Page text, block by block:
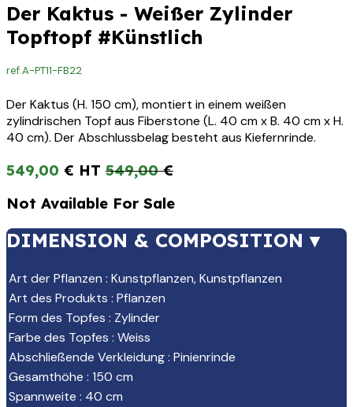
Der Kaktus - Weißer Zylinder
Topftopf #Künstlich
ref.A-PT11-FB22
Der Kaktus (H. 150 cm), montiert in einem weißen
zylindrischen Topf aus Fiberstone (L. 40 cm x B. 40 cm x H.
40 cm). Der Abschlussbelag besteht aus Kiefernrinde.
549,00 € 549,00€
Not Available For Sale
DIMENSION & COMPOSITION ▾
Art der Pflanzen : Kunstpflanzen,Kunstpflanzen
Art des Produkts : Pflanzen
Form des Topfes : Zylinder
Farbe des Topfes : Weiss
Abschließende Verkleidung: Pinienrinde
Gesamthöhe : 150 cm
Spannweite : 40 cm